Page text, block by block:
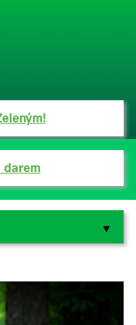
darem
▼
▼